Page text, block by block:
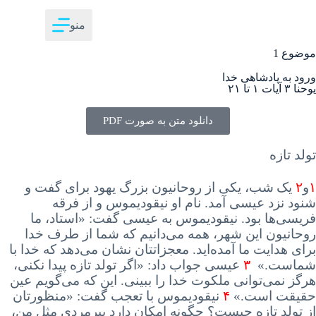
منو
موضوع 1
ورود به پادشاهی خدا
یوحنا ۳ آیات ۱ تا ۲۱
دانلود متن به صورت PDF
تولد تازه
۱و۲ یک شب، یکی از روحانیون بزرگ یهود برای گفت و
شنود نزد عیسی آمد. نام او نیقودیموس و از فرقه
فریسی‌ها بود. نیقودیموس به عیسی گفت: « استاد، ما
روحانیون این شهر، همه می‌دانیم که شما از طرف خدا
برای هدایت ما آمده‌اید. معجزاتتان نشان می‌دهد که خدا با
شماست.» ۳ عیسی جواب داد: « اگر تولد تازه پیدا نکنی،
هرگز نمی‌توانی ملکوت خدا را ببینی. این که می‌گویم عین
حقیقت است.» ۴ نیقودیموس با تعجب گفت: «منظورتان
از تولد تازه چیست؟ چگونه امکان دارد پیرمردی مثل من،